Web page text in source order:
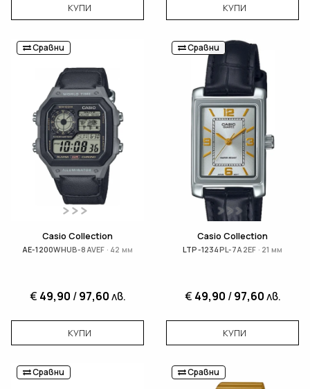
КУПИ КУПИ
Сравни
Casio Collection
AE-1200WHUB-8AVEF · 42 мм
€ 49,90 /97,60лв.
КУПИ
Сравни
Casio Collection
LTP-1234PL-7A2EF · 21 мм
€ 49,90 /97,60лв.
КУПИ
Сравни Сравни